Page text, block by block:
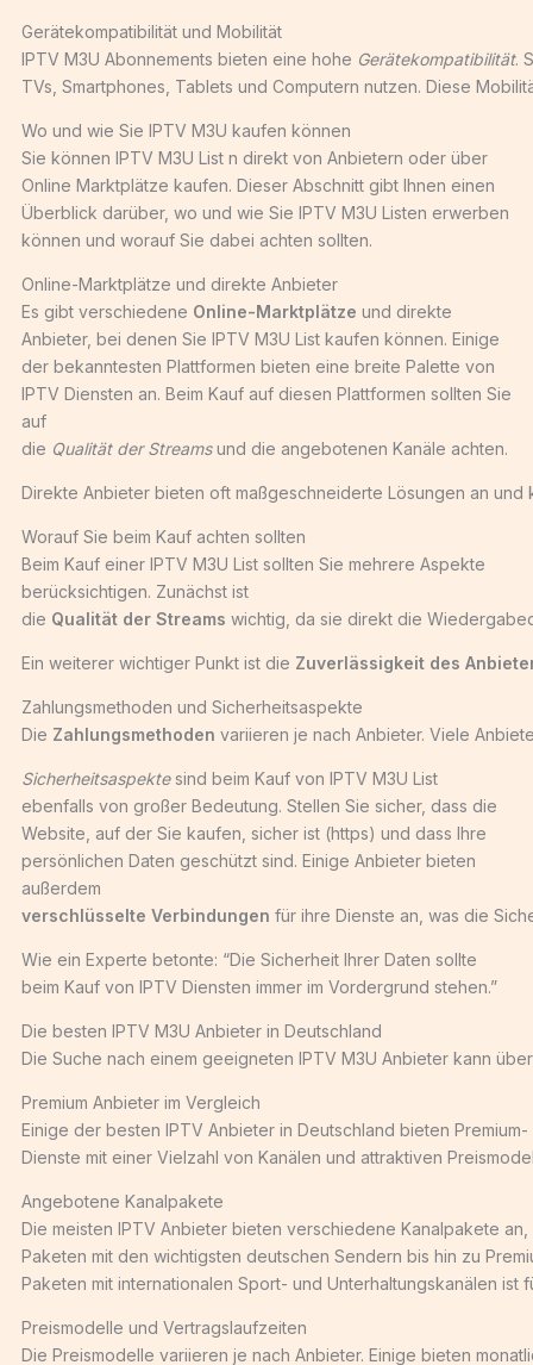
Gerätekompatibilität und Mobilität
IPTV M3U Abonnements bieten eine hohe Gerätekompatibilität.
TVs, Smartphones, Tablets und Computern nutzen. Diese
Wo und wie Sie IPTV M3U kaufen können
Sie können IPTV M3U List n direkt von Anbietern oder über
Online Marktplätze kaufen. Dieser Abschnitt gibt Ihnen einen
Überblick darüber, wo und wie Sie IPTV M3U Listen erwerben
können und worauf Sie dabei achten sollten.
Online-Marktplätze und direkte Anbieter
Es gibt verschiedene Online-Marktplätze und direkte
Anbieter, bei denen Sie IPTV M3U List kaufen können. Einige
der bekanntesten Plattformen bieten eine breite Palette von
IPTV Diensten an. Beim Kauf auf diesen Plattformen sollten Sie
auf
die Qualität der Streamsund die angebotenen Kanäle achten.
Direkte Anbieter bieten oft maßgeschneiderte Lösungen an
Worauf Sie beim Kauf achten sollten
Beim Kauf einer IPTV M3U List sollten Sie mehrere Aspekte
berücksichtigen. Zunächst ist
die Qualität der Streams wichtig, da sie direkt die
Ein weiterer wichtiger Punkt ist die Zuverlässigkeit des
Zahlungsmethoden und Sicherheitsaspekte
Die Zahlungsmethoden variieren je nach Anbieter. Viele
Sicherheitsaspektesind beim Kauf von IPTV M3U List
ebenfalls von großer Bedeutung. Stellen Sie sicher, dass die
Website, auf der Sie kaufen, sicher ist (https) und dass Ihre
persönlichen Daten geschützt sind. Einige Anbieter bieten
außerdem
verschlüsselte Verbindungen für ihre Dienste an, was die
Wie ein Experte betonte: “Die Sicherheit Ihrer Daten sollte
beim Kauf von IPTV Diensten immer im Vordergrund stehen.”
Die besten IPTV M3U Anbieter in Deutschland
Die Suche nach einem geeigneten IPTV M3U Anbieter kann
Premium Anbieter im Vergleich
Einige der besten IPTV Anbieter in Deutschland bieten Premium-
Dienste mit einer Vielzahl von Kanälen und attraktiven
Angebotene Kanalpakete
Die meisten IPTV Anbieter bieten verschiedene Kanalpakete
Paketen mit den wichtigsten deutschen Sendern bis hin zu
Paketen mit internationalen Sport- und Unterhaltungskanälen ist
Preismodelle und Vertragslaufzeiten
Die Preismodelle variieren je nach Anbieter. Einige bieten